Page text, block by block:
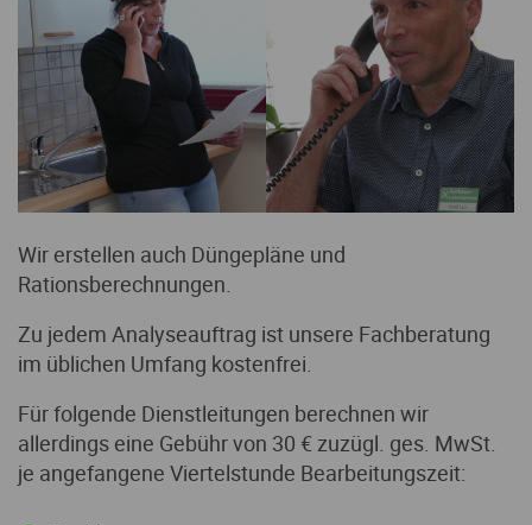
Wir erstellen auch Düngepläne und
Rationsberechnungen.
Zu jedem Analyseauftrag ist unsere Fachberatung
im üblichen Umfang kostenfrei.
Für folgende Dienstleitungen berechnen wir
allerdings eine Gebühr von 30 € zuzügl. ges. MwSt.
je angefangene Viertelstunde Bearbeitungszeit: